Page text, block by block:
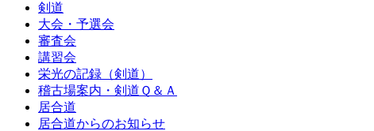
剣道
大会・予選会
審査会
講習会
栄光の記録（剣道）
稽古場案内・剣道Ｑ＆Ａ
居合道
居合道からのお知らせ